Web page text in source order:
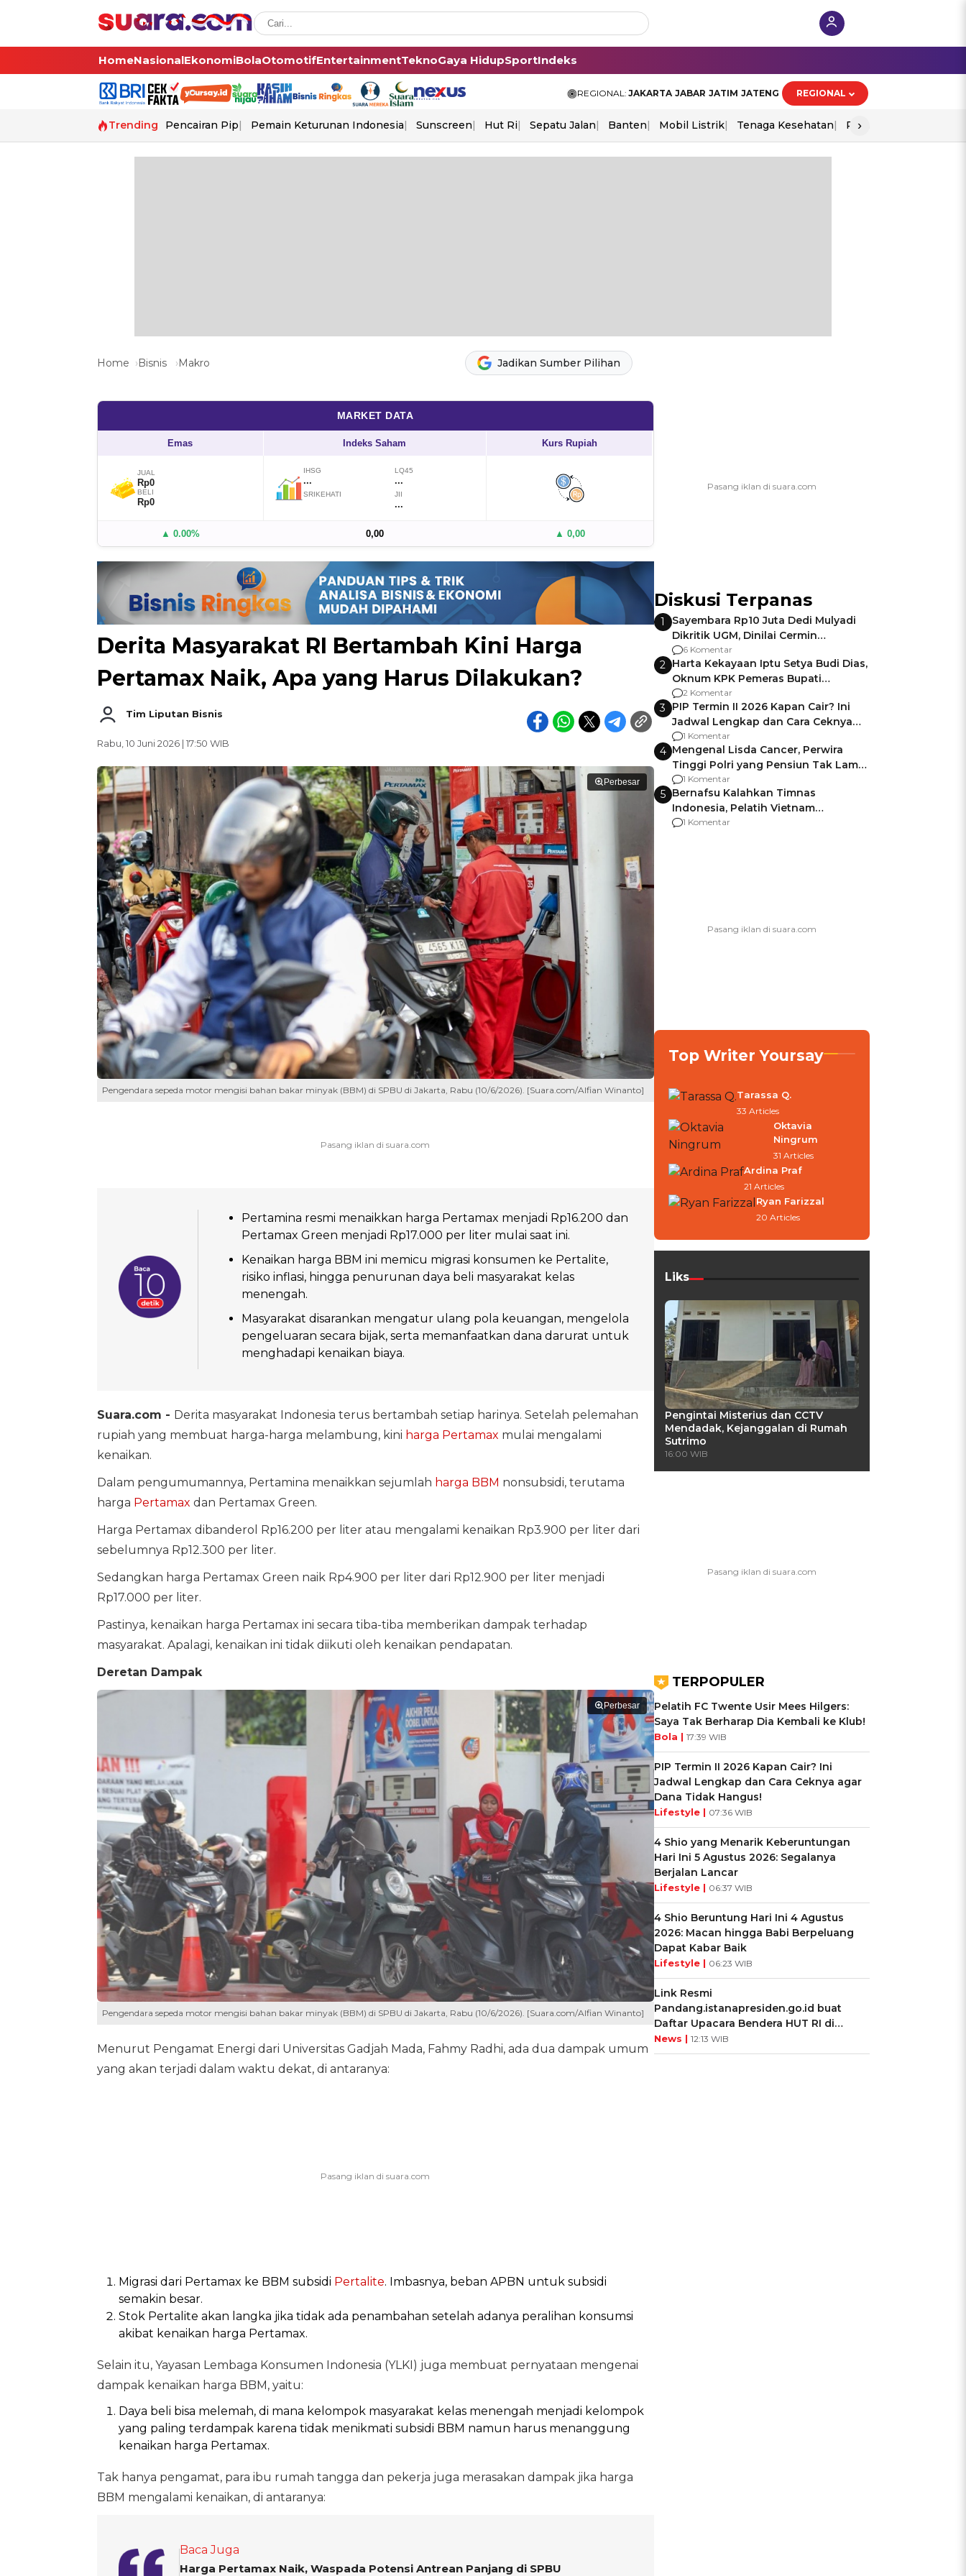
HomeNasionalEkonomiBolaOtomotifEntertainmentTeknoGaya HidupSportIndeks
REGIONAL: JAKARTA JABAR JATIM JATENG REGIONAL
Trending Pencairan Pip Pemain Keturunan Indonesia Sunscreen Hut Ri Sepatu Jalan Banten Mobil Listrik Tenaga Kesehatan Perang As-Iran
›
Home Bisnis Makro Jadikan Sumber Pilihan
MARKET DATA
Emas Indeks Saham Kurs Rupiah
JUAL
Rp0
BELI
Rp0
IHSG
...
LQ45
...
SRIKEHATI JII
...
▲ 0.00% 0,00 ▲ 0,00
Derita Masyarakat RI Bertambah Kini Harga
Pertamax Naik, Apa yang Harus Dilakukan?
Tim Liputan Bisnis
Rabu, 10 Juni 2026 | 17:50 WIB
Perbesar
Pengendara sepeda motor mengisi bahan bakar minyak (BBM) di SPBU di Jakarta, Rabu (10/6/2026). [Suara.com/Alfian Winanto]
Pertamina resmi menaikkan harga Pertamax menjadi Rp16.200 dan
Pertamax Green menjadi Rp17.000 per liter mulai saat ini.
Kenaikan harga BBM ini memicu migrasi konsumen ke Pertalite,
risiko inflasi, hingga penurunan daya beli masyarakat kelas
menengah.
Masyarakat disarankan mengatur ulang pola keuangan, mengelola
pengeluaran secara bijak, serta memanfaatkan dana darurat untuk
menghadapi kenaikan biaya.
Suara.com - Derita masyarakat Indonesia terus bertambah setiap harinya. Setelah pelemahan
rupiah yang membuat harga-harga melambung, kini harga Pertamax mulai mengalami
kenaikan.
Dalam pengumumannya, Pertamina menaikkan sejumlah harga BBM nonsubsidi, terutama
harga Pertamax dan Pertamax Green.
Harga Pertamax dibanderol Rp16.200 per liter atau mengalami kenaikan Rp3.900 per liter dari
sebelumnya Rp12.300 per liter.
Sedangkan harga Pertamax Green naik Rp4.900 per liter dari Rp12.900 per liter menjadi
Rp17.000 per liter.
Pastinya, kenaikan harga Pertamax ini secara tiba-tiba memberikan dampak terhadap
masyarakat. Apalagi, kenaikan ini tidak diikuti oleh kenaikan pendapatan.
Deretan Dampak
Perbesar
Pengendara sepeda motor mengisi bahan bakar minyak (BBM) di SPBU di Jakarta, Rabu (10/6/2026). [Suara.com/Alfian Winanto]
Menurut Pengamat Energi dari Universitas Gadjah Mada, Fahmy Radhi, ada dua dampak umum
yang akan terjadi dalam waktu dekat, di antaranya:
Migrasi dari Pertamax ke BBM subsidi Pertalite. Imbasnya, beban APBN untuk subsidi
semakin besar.
Stok Pertalite akan langka jika tidak ada penambahan setelah adanya peralihan konsumsi
akibat kenaikan harga Pertamax.
Selain itu, Yayasan Lembaga Konsumen Indonesia (YLKI) juga membuat pernyataan mengenai
dampak kenaikan harga BBM, yaitu:
Daya beli bisa melemah, di mana kelompok masyarakat kelas menengah menjadi kelompok
yang paling terdampak karena tidak menikmati subsidi BBM namun harus menanggung
kenaikan harga Pertamax.
Tak hanya pengamat, para ibu rumah tangga dan pekerja juga merasakan dampak jika harga
BBM mengalami kenaikan, di antaranya:
Baca Juga
Harga Pertamax Naik, Waspada Potensi Antrean Panjang di SPBU
Diskusi Terpanas
1
Sayembara Rp10 Juta Dedi Mulyadi
Dikritik UGM, Dinilai Cermin
Gagalnya Negara Jamin Keamanan
6 Komentar
2 Harta Kekayaan Iptu Setya Budi Dias,
Oknum KPK Pemeras Bupati
Pemalang
2 Komentar
3 PIP Termin II 2026 Kapan Cair? Ini
Jadwal Lengkap dan Cara Ceknya
agar Dana Tidak Hangus!
1 Komentar
4 Mengenal Lisda Cancer, Perwira
Tinggi Polri yang Pensiun Tak Lama
Usai Jadi Brigjen
1 Komentar
5 Bernafsu Kalahkan Timnas
Indonesia, Pelatih Vietnam
Berencana Pakai Jimat di Pakansari
1 Komentar
Top Writer Yoursay
Tarassa Q.
33 Articles
Oktavia
Ningrum
31 Articles
Ardina Praf
21 Articles
Ryan Farizzal
20 Articles
Liks
Pengintai Misterius dan CCTV
Mendadak, Kejanggalan di Rumah
Sutrimo
16:00 WIB
TERPOPULER
Pelatih FC Twente Usir Mees Hilgers:
Saya Tak Berharap Dia Kembali ke Klub!
Bola | 17:39 WIB
PIP Termin II 2026 Kapan Cair? Ini
Jadwal Lengkap dan Cara Ceknya agar
Dana Tidak Hangus!
Lifestyle | 07:36 WIB
4 Shio yang Menarik Keberuntungan
Hari Ini 5 Agustus 2026: Segalanya
Berjalan Lancar
Lifestyle | 06:37 WIB
4 Shio Beruntung Hari Ini 4 Agustus
2026: Macan hingga Babi Berpeluang
Dapat Kabar Baik
Lifestyle | 06:23 WIB
Link Resmi
Pandang.istanapresiden.go.id buat
Daftar Upacara Bendera HUT RI di
Istana Negara
News | 12:13 WIB